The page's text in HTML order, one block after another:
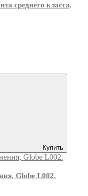
среднего класса,
Купить
Globe L002.